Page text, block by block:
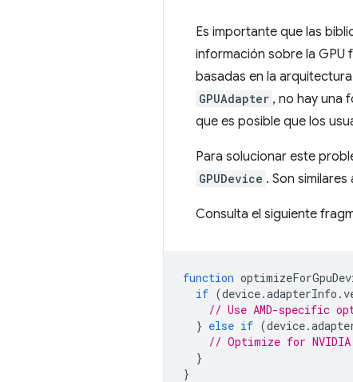
Es importante que las
información sobre la GPU
basadas en la
GPUAdapter , no hay una
que es posible que los
Para solucionar este
GPUDevice . Son
Consulta el siguiente
function
if (device.adapterInfo .
// Use AMD-specific
} else if (device.
// Optimize for
}
}